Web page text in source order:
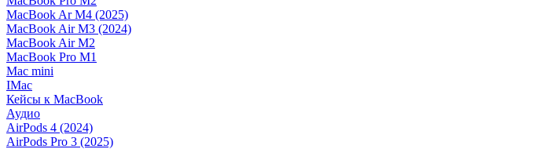
MacBook Ar M4 (2025)
MacBook Air M3 (2024)
MacBook Air M2
MacBook Pro M1
Mac mini
IMac
Кейсы к MacBook
Аудио
AirPods 4 (2024)
AirPods Pro 3 (2025)